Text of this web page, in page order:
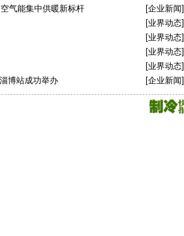
[企业新闻]
气能集中供暖新标杆
[业界动态]
[业界动态]
[业界动态]
[业界动态]
[企业新闻]
博站成功举办
[企业新闻]
航级智能工厂